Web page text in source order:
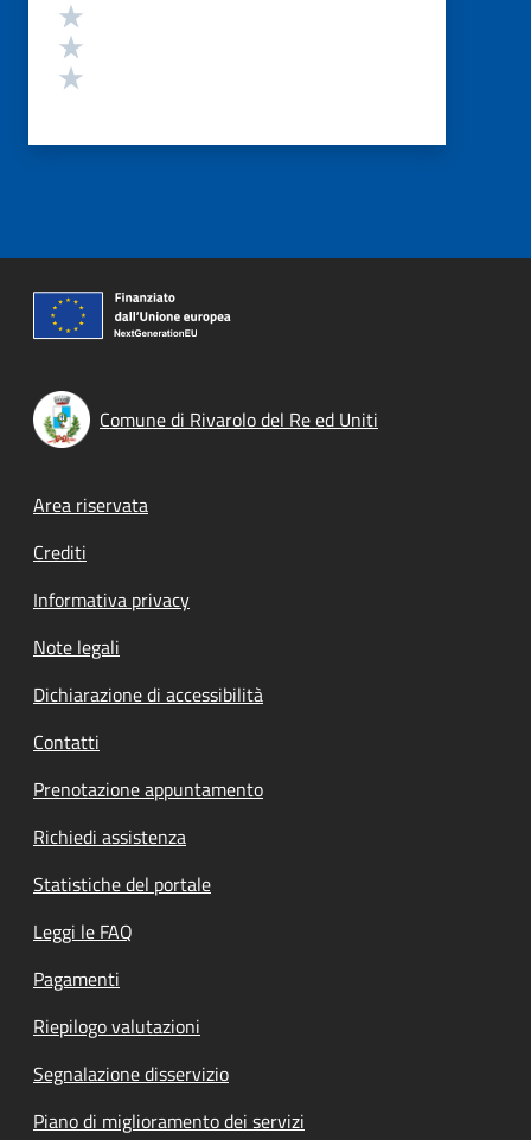
Comune di Rivarolo del Re ed Uniti
Footer menu
Area riservata
Crediti
Informativa privacy
Note legali
Dichiarazione di accessibilità
Contatti
Prenotazione appuntamento
Richiedi assistenza
Statistiche del portale
Leggi le FAQ
Pagamenti
Riepilogo valutazioni
Segnalazione disservizio
Piano di miglioramento dei servizi